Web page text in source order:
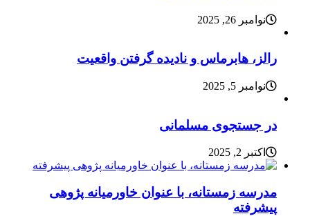
نوامبر 26, 2025
رالز، هابرماس و نادیده گرفتن واقعیت
نوامبر 5, 2025
در جستجوی مسلمانی
اکتبر 2, 2025
مدرسه زمستانه، با عنوان خاورمیانه پژوهی
پیشرفته